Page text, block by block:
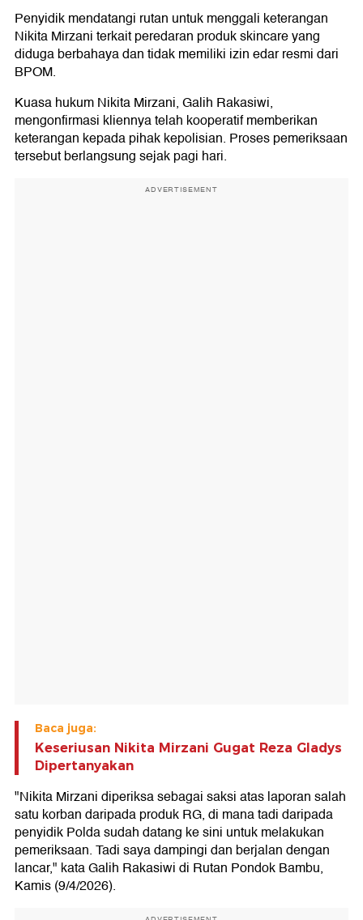
Penyidik mendatangi rutan untuk menggali keterangan
Nikita Mirzani terkait peredaran produk skincare yang
diduga berbahaya dan tidak memiliki izin edar resmi dari
BPOM.
Kuasa hukum Nikita Mirzani, Galih Rakasiwi,
mengonfirmasi kliennya telah kooperatif memberikan
keterangan kepada pihak kepolisian. Proses pemeriksaan
tersebut berlangsung sejak pagi hari.
ADVERTISEMENT
Baca juga:
Keseriusan Nikita Mirzani Gugat Reza Gladys
Dipertanyakan
"Nikita Mirzani diperiksa sebagai saksi atas laporan salah
satu korban daripada produk RG, di mana tadi daripada
penyidik Polda sudah datang ke sini untuk melakukan
pemeriksaan. Tadi saya dampingi dan berjalan dengan
lancar," kata Galih Rakasiwi di Rutan Pondok Bambu,
Kamis (9/4/2026).